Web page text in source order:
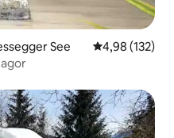
See Évaluation
4,98 (132)